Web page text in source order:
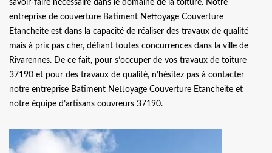
savoir-faire nécessaire dans le domaine de la toiture. Notre
entreprise de couverture Batiment Nettoyage Couverture
Etancheite est dans la capacité de réaliser des travaux de qualité
mais à prix pas cher, défiant toutes concurrences dans la ville de
Rivarennes. De ce fait, pour s’occuper de vos travaux de toiture
37190 et pour des travaux de qualité, n’hésitez pas à contacter
notre entreprise Batiment Nettoyage Couverture Etancheite et
notre équipe d’artisans couvreurs 37190.